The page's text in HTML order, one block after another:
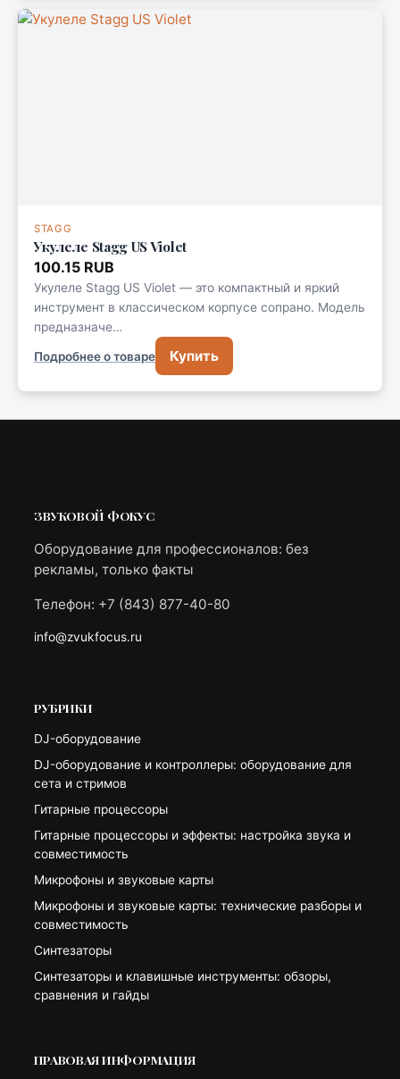
STAGG
Укулеле Stagg US Violet
100.15 RUB
Укулеле Stagg US Violet — это компактный и яркий
инструмент в классическом корпусе сопрано. Модель
предназначе…
Подробнее о товаре Купить
ЗВУКОВОЙ ФОКУС
Оборудование для профессионалов: без
рекламы, только факты
Телефон: +7 (843) 877-40-80
info@zvukfocus.ru
РУБРИКИ
DJ-оборудование
DJ-оборудование и контроллеры: оборудование для
сета и стримов
Гитарные процессоры
Гитарные процессоры и эффекты: настройка звука и
совместимость
Микрофоны и звуковые карты
Микрофоны и звуковые карты: технические разборы и
совместимость
Синтезаторы
Синтезаторы и клавишные инструменты: обзоры,
сравнения и гайды
ПРАВОВАЯ ИНФОРМАЦИЯ